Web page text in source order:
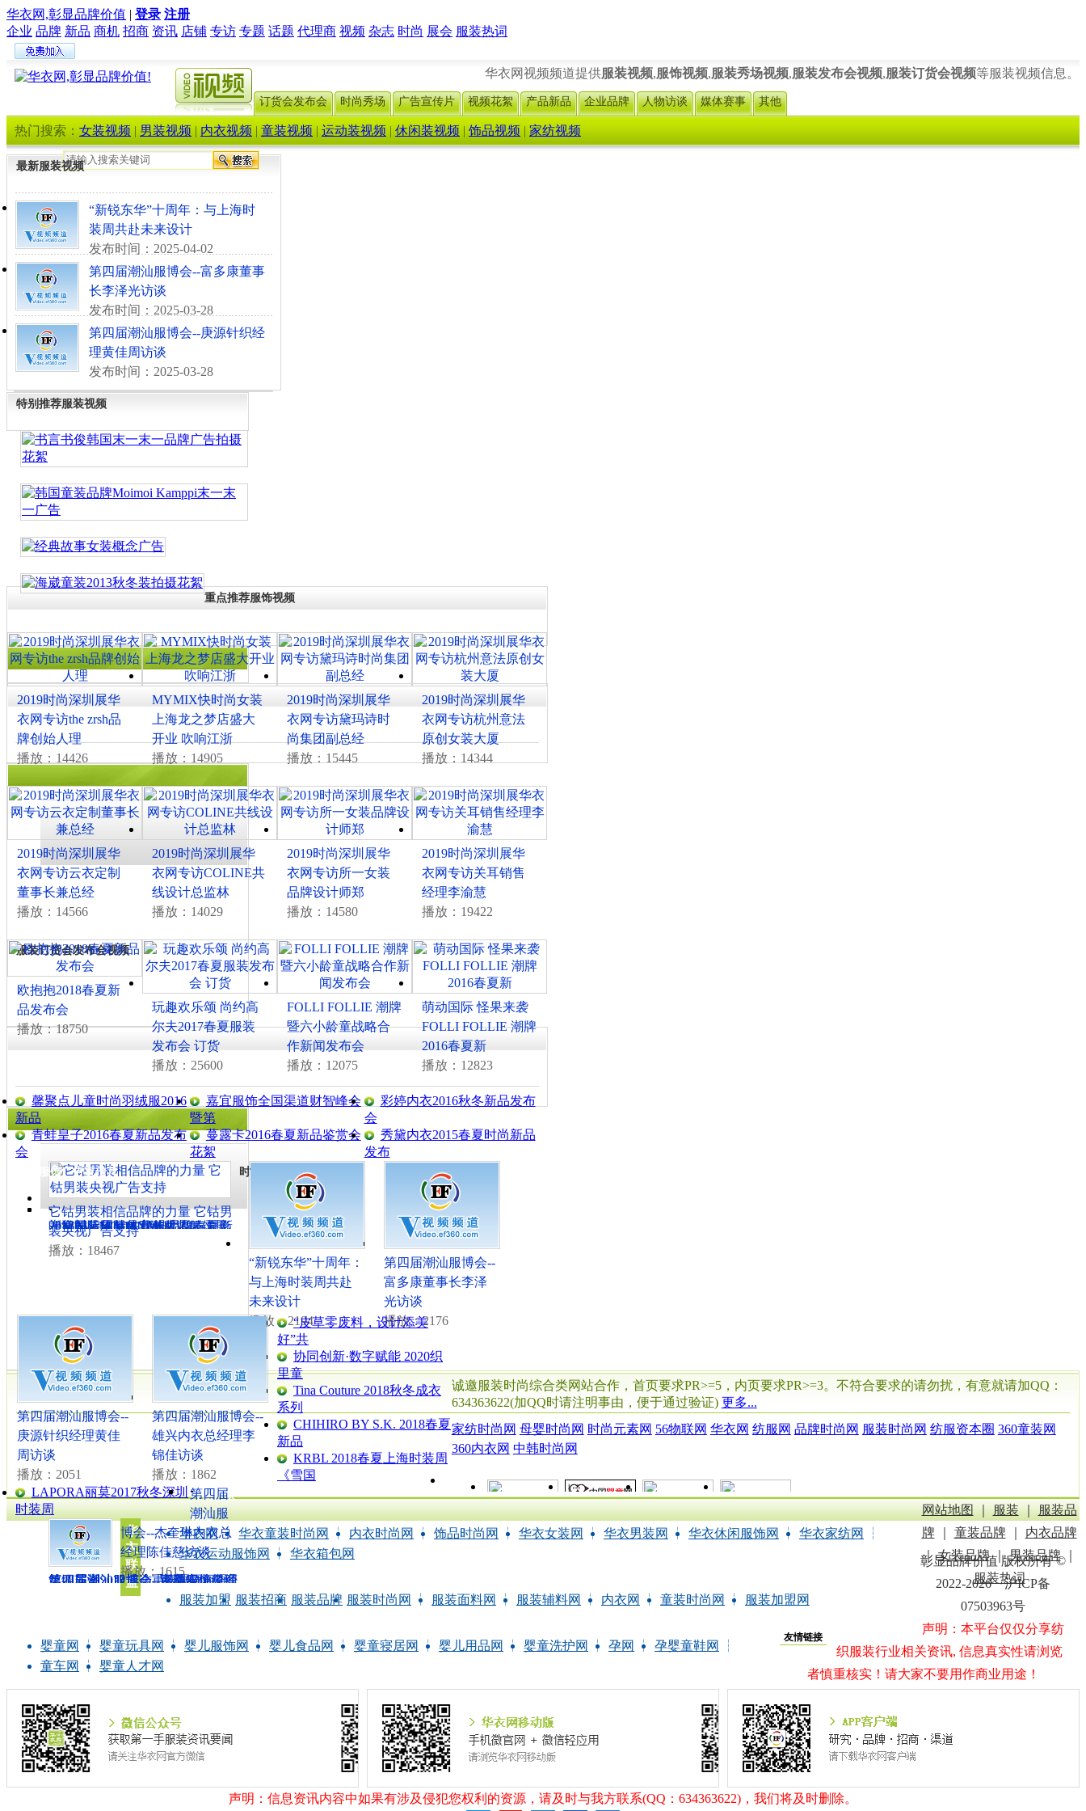
华衣网,彰显品牌价值 | 登录 注册
企业 品牌 新品 商机 招商 资讯 店铺 专访 专题 话题 代理商 视频 杂志 时尚 展会 服装热词
华衣网视频频道提供服装视频, 服饰视频, 服装秀场视频, 服装发布会视频, 服装订货会视频等服装视频信息。
订货会发布会 时尚秀场 广告宣传片 视频花絮 产品新品 企业品牌 人物访谈 媒体赛事 其他
热门搜索： 女装视频 | 男装视频 | 内衣视频 | 童装视频 | 运动装视频 | 休闲装视频 | 饰品视频 | 家纺视频
最新服装视频
“新锐东华”十周年：与上海时
装周共赴未来设计
发布时间：2025-04-02
第四届潮汕服博会--富多康董事
长李泽光访谈
发布时间：2025-03-28
第四届潮汕服博会--庚源针织经
理黄佳周访谈
发布时间：2025-03-28
特别推荐服装视频
重点推荐服饰视频
2019时尚深圳展华
衣网专访the zrsh品
牌创始人理
播放：14426
MYMIX快时尚女装
上海龙之梦店盛大
开业 吹响江浙
播放：14905
2019时尚深圳展华
衣网专访黛玛诗时
尚集团副总经
播放：15445
2019时尚深圳展华
衣网专访杭州意法
原创女装大厦
播放：14344
2019时尚深圳展华
衣网专访云衣定制
董事长兼总经
播放：14566
2019时尚深圳展华
衣网专访COLINE共
线设计总监林
播放：14029
2019时尚深圳展华
衣网专访所一女装
品牌设计师郑
播放：14580
2019时尚深圳展华
衣网专访关耳销售
经理李渝慧
播放：19422
播放排行
服装订货会发布会视频
欧抱抱2018春夏新
品发布会
播放：18750
玩趣欢乐颂 尚约高
尔夫2017春夏服装
发布会 订货
播放：25600
FOLLI FOLLIE 潮牌
暨六小龄童战略合
作新闻发布会
播放：12075
萌动国际 怪果来袭
FOLLI FOLLIE 潮牌
2016春夏新
播放：12823
馨聚点儿童时尚羽绒服2016
新品
嘉宜服饰全国渠道财智峰会
暨第
彩婷内衣2016秋冬新品发布
会
青蛙皇子2016春夏新品发布
会
蔓露卡2016春夏新品鉴赏会
花絮
秀黛内衣2015春夏时尚新品
发布
服装服饰广告宣传片
它钴男装相信品牌的力量 它钴男
装央视广告支持
播放：18467
·
朗黛国际M.HITI錫瑅2018春夏形
象大片
·
2018朗黛国际MYMO品牌春夏新
品大片
·
《妈妈，你就是我的世界》
·
上海时装周整体宣传片
·
2017AW MODE上海服装服饰展
时装发布会时尚秀场
“新锐东华”十周年：
与上海时装周共赴
未来设计
播放：2194
第四届潮汕服博会--
富多康董事长李泽
光访谈
播放：2176
第四届潮汕服博会--
庚源针织经理黄佳
周访谈
播放：2051
第四届潮汕服博会--
雄兴内衣总经理李
锦佳访谈
播放：1862
“皮草零废料，设计添美
好”共
协同创新·数字赋能 2020织
里童
Tina Couture 2018秋冬成衣
系列
CHIHIRO BY S.K. 2018春夏
新品
KRBL 2018春夏上海时装周
《雪国
LAPORA丽莫2017秋冬深圳
时装周
人物访谈
视频
第四届
潮汕服
博会--杰奎琳内衣总
经理陈佳慈访谈
播放：1615
·
第四届潮汕服博会--鸿浩服饰经理
·
第四届潮汕服博会--嘉爵服饰总经
理吴文波访谈
·
第四届潮汕服博会--宝美实业电商
部经理柳曼妍访
·
第四届潮汕服博会--百利安(百强
盛)总经理刘安强
·
丝绸苏州2022专访重庆展团
华
衣
联
盟
华衣网┆ 华衣童装时尚网 ┆ 内衣时尚网 ┆ 饰品时尚网 ┆ 华衣女装网 ┆ 华衣男装网 ┆ 华衣休闲服饰网 ┆ 华衣家纺网
┆
华衣运动服饰网
┆ 华衣箱包网
服装加盟 服装招商 服装品牌 服装时尚网 ┆ 服装面料网 ┆ 服装辅料网 ┆ 内衣网 ┆ 童装时尚网 ┆ 服装加盟网
婴童网 ┆ 婴童玩具网 ┆ 婴儿服饰网 ┆ 婴儿食品网 ┆ 婴童寝居网 ┆ 婴儿用品网 ┆ 婴童洗护网 ┆ 孕网 ┆ 孕婴童鞋网
┆
童车网
┆ 婴童人才网
友情链接
诚邀服装时尚综合类网站合作，首页要求PR>=5，内页要求PR>=3。不符合要求的请勿扰，有意就请加QQ：
634363622(加QQ时请注明事由，便于通过验证) 更多...
家纺时尚网 母婴时尚网 时尚元素网 56物联网 华衣网 纺服网 品牌时尚网 服装时尚网 纺服资本圈 360童装网
360内衣网 中韩时尚网
网站地图｜服装｜服装品
牌｜ 童装品牌｜ 内衣品牌
｜女装品牌｜男装品牌｜
服装热词
彰显品牌价值 版权所有 ©
2022-2026 沪ICP备
07503963号
声明：本平台仅仅分享纺
织服装行业相关资讯, 信息真实性请浏览
者慎重核实！请大家不要用作商业用途！
声明：信息资讯内容中如果有涉及侵犯您权利的资源，请及时与我方联系(QQ：634363622)，我们将及时删除。